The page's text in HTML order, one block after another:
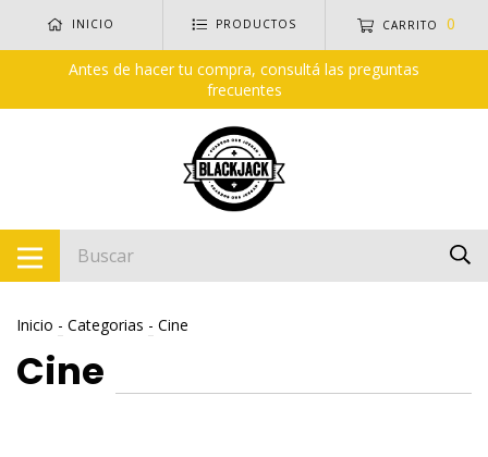
INICIO PRODUCTOS CARRITO 0
Antes de hacer tu compra, consultá las preguntas
frecuentes
Inicio - Categorias - Cine
Cine